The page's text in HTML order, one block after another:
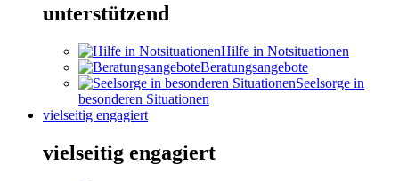
unterstützend
Hilfe in Notsituationen
Beratungsangebote
Seelsorge in
besonderen Situationen
vielseitig engagiert
vielseitig engagiert